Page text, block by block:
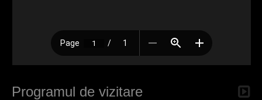
Programul de vizitare